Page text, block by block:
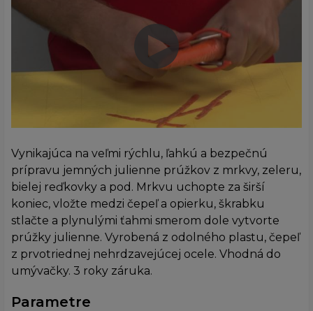
Vynikajúca na veľmi rýchlu, ľahkú a bezpečnú
prípravu jemných julienne prúžkov z mrkvy, zeleru,
bielej reďkovky a pod. Mrkvu uchopte za širší
koniec, vložte medzi čepeľ a opierku, škrabku
stlačte a plynulými ťahmi smerom dole vytvorte
prúžky julienne. Vyrobená z odolného plastu, čepeľ
z prvotriednej nehrdzavejúcej ocele. Vhodná do
umývačky. 3 roky záruka.
Parametre